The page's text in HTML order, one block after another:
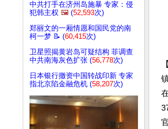
中共打手在济州岛施暴 专家：侵
犯韩主权 🖼️ (52,593次)
郑丽文的一厢情愿和国民党的南
柯一梦 📝 (60,415次)
卫星照揭黄岩岛可疑结构 菲调查
中共南海灰色扩张 (56,778次)
日本银行撤资中国转战印新 专家
指北京陷金融危机 (58,207次)